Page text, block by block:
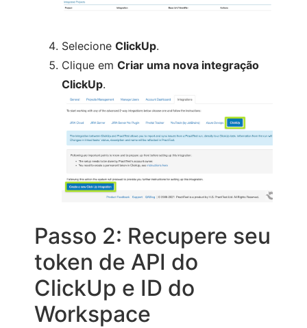
Selecione ClickUp.
Clique em Criar uma nova integração
ClickUp.
Passo 2: Recupere seu
token de API do
ClickUp e ID do
Workspace